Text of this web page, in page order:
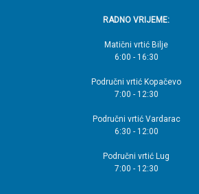
RADNO VRIJEME:
Matični vrtić Bilje
6:00 - 16:30
Područni vrtić Kopačevo
7:00 - 12:30
Područni vrtić Vardarac
6:30 - 12:00
Područni vrtić Lug
7:00 - 12:30